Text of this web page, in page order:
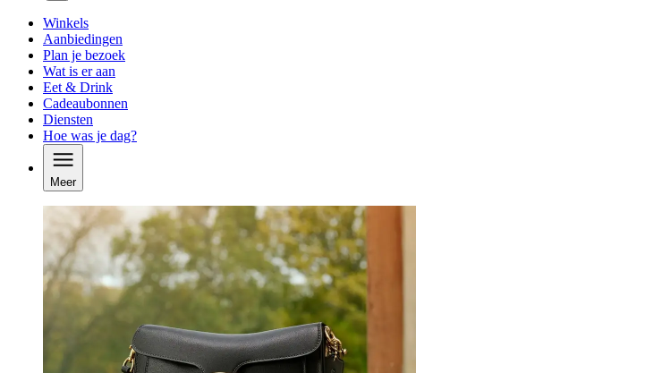
Winkels
Aanbiedingen
Plan je bezoek
Wat is er aan
Eet & Drink
Cadeaubonnen
Diensten
Hoe was je dag?
Meer